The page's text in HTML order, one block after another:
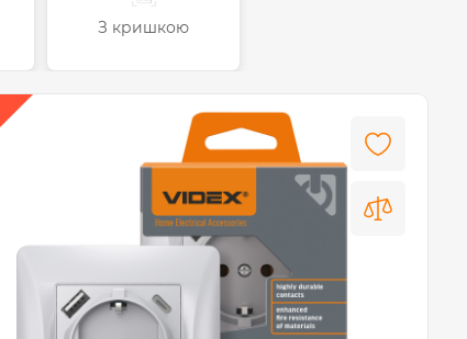
З кришкою